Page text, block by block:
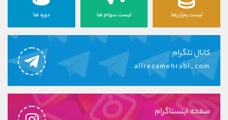
لیست رمزارزها لیست سهام ها دوره ها
کانال تلگرام
alirezamehrabi_com
صفحه اینستاگرام